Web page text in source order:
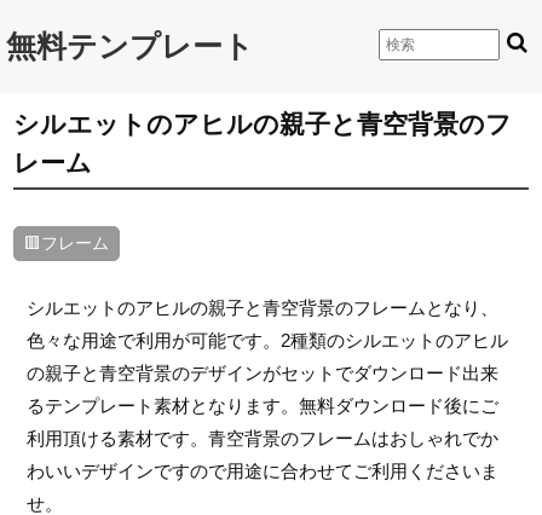
無料テンプレート
シルエットのアヒルの親子と青空背景のフ
レーム
🟥フレーム
シルエットのアヒルの親子と青空背景のフレームとなり、
色々な用途で利用が可能です。2種類のシルエットのアヒル
の親子と青空背景のデザインがセットでダウンロード出来
るテンプレート素材となります。無料ダウンロード後にご
利用頂ける素材です。青空背景のフレームはおしゃれでか
わいいデザインですので用途に合わせてご利用くださいま
せ。